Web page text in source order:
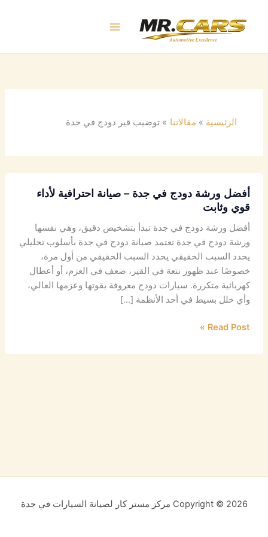
المحتوى
الرئيسية مقالاتنا توضيب قير دودج في جدة
أفضل ورشة دودج في جدة – صيانة احترافية لأداء
قوي وثابت
أفضل ورشة دودج في جدة تبدأ بتشخيص دقيق، وهي نفسها
ورشة دودج في جدة تعتمد صيانة دودج في جدة بأسلوب تحليلي
يحدد السبب الحقيقي يحدد السبب الحقيقي من أول مرة،
خصوصًا عند ظهور نتعة في القير، ضعف في العزم، أو أعطال
كهربائية متكررة. سيارات دودج معروفة بقوتها وعزمها العالي،
وأي خلل بسيط في أحد الأنظمة […]
Read Post »
Copyright © 2026 مركز مستر كار لصيانة السيارات في جدة